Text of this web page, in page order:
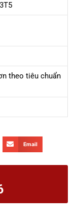
theo tiêu chuẩn
Email